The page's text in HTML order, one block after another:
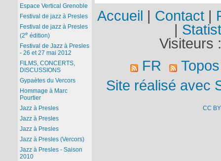
Espace Vertical Grenoble
Festival de jazz à Presles
Festival de jazz à Presles
(2e édition)
Festival de Jazz à Presles
- 26 et 27 mai 2012
FILMS, CONCERTS,
DISCUSSIONS
Gypaètes du Vercors
Hommage à Marc
Pourtier
Jazz à Presles
Jazz à Presles
Jazz à Presles
Jazz à Presles (Vercors)
Jazz à Presles - Saison
2010
Accueil | Contact |
|
Visiteurs
FR
Topos
Site réalisé avec
CC